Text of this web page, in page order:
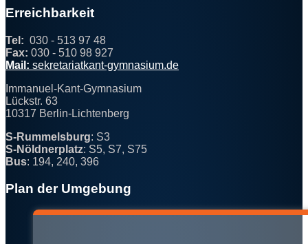
Erreichbarkeit
Tel: 030 - 513 97 48
Fax: 030 - 510 98 927
Mail: sekretariat@
kant-gymnasium.de
Immanuel-Kant-Gymnasium
Lückstr. 63
10317 Berlin-Lichtenberg
S-Rummelsburg: S3
S-Nöldnerplatz: S5, S7, S75
Bus: 194, 240, 396
Plan der Umgebung